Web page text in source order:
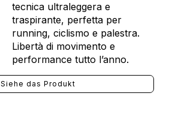
tecnica ultraleggera e
traspirante, perfetta per
running, ciclismo e palestra.
Libertà di movimento e
performance tutto l’anno.
Siehe das Produkt